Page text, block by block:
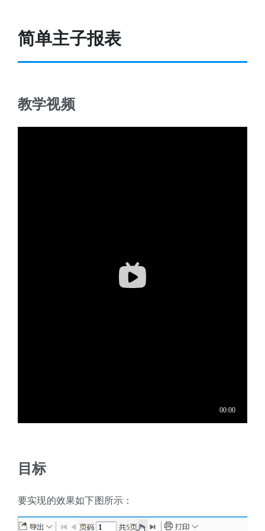
简单主子报表
教学视频
目标
要实现的效果如下图所示：